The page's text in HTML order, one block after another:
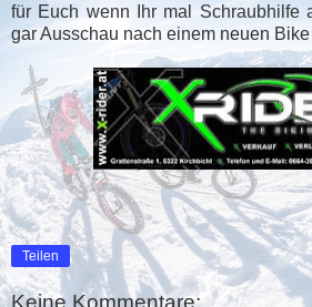
für Euch wenn Ihr mal Schraubhilfe
gar Ausschau nach einem neuen Bike
Teilen